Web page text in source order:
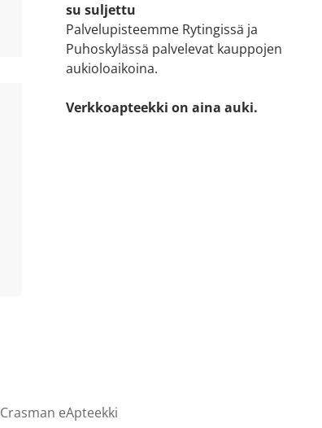
su suljettu
Palvelupisteemme Rytingissä ja
Puhoskylässä palvelevat kauppojen
aukioloaikoina.
Verkkoapteekki on aina auki.
Crasman eApteekki